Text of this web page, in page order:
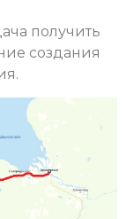
получить
создания